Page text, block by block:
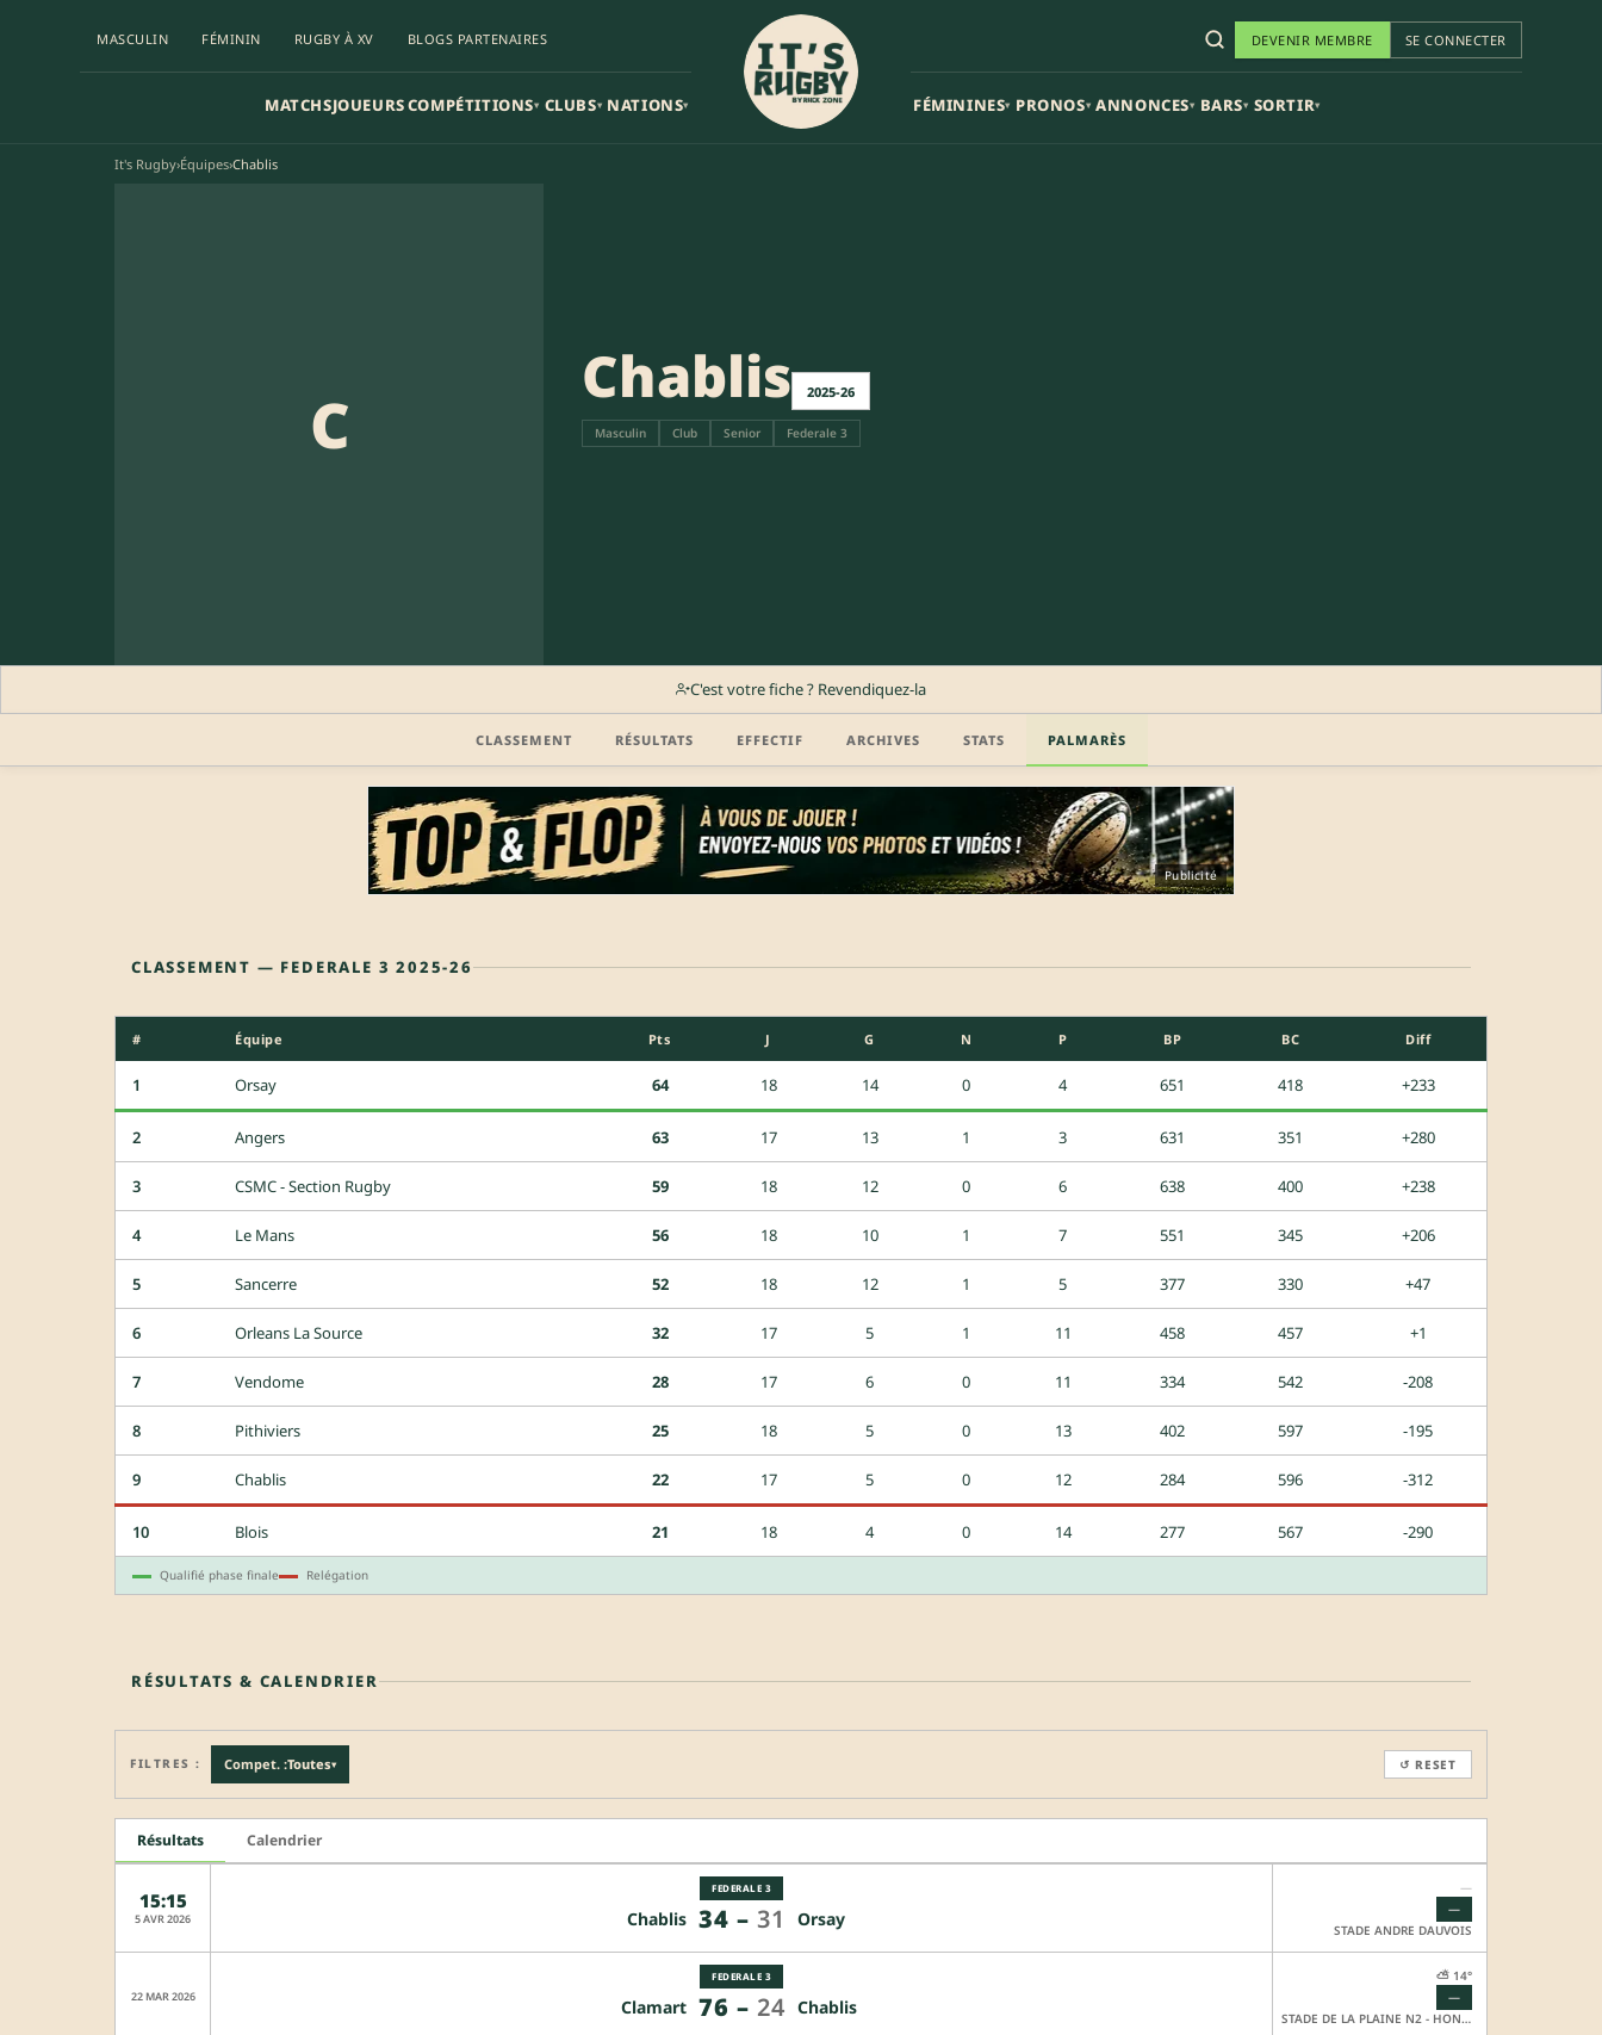
MASCULIN FÉMININ RUGBY À XV BLOGS PARTENAIRES
MATCHSJOUEURSCOMPÉTITIONS▾ CLUBS▾ NATIONS▾
DEVENIR MEMBRE SE CONNECTER
FÉMININES▾ PRONOS▾ ANNONCES▾ BARS▾ SORTIR▾
It's Rugby›Équipes›Chablis
C
Chablis 2025-26
Masculin Club Senior Federale 3
C'est votre fiche ? Revendiquez-la
CLASSEMENT RÉSULTATS EFFECTIF ARCHIVES STATS PALMARÈS
Publicité
CLASSEMENT — FEDERALE 3 2025-26
# Équipe Pts J G N P BP BC Diff
1 Orsay 64 18 14 0 4 651 418 +233
2 Angers 63 17 13 1 3 631 351 +280
3 CSMC - Section Rugby 59 18 12 0 6 638 400 +238
4 Le Mans 56 18 10 1 7 551 345 +206
5 Sancerre 52 18 12 1 5 377 330 +47
6 Orleans La Source 32 17 5 1 11 458 457 +1
7 Vendome 28 17 6 0 11 334 542 -208
8 Pithiviers 25 18 5 0 13 402 597 -195
9 Chablis 22 17 5 0 12 284 596 -312
10 Blois 21 18 4 0 14 277 567 -290
Qualifié phase finale Relégation
RÉSULTATS & CALENDRIER
FILTRES : Compet. :Toutes▾ ↺ RESET
Résultats Calendrier
15:15
5 AVR 2026
FEDERALE 3
Chablis 34 – 31 Orsay
—
—
STADE ANDRE DAUVOIS
22 MAR 2026
FEDERALE 3
Clamart 76 – 24 Chablis
⛅ 14°
—
STADE DE LA PLAINE N2 - HONNEUR SYNTHETIQUE